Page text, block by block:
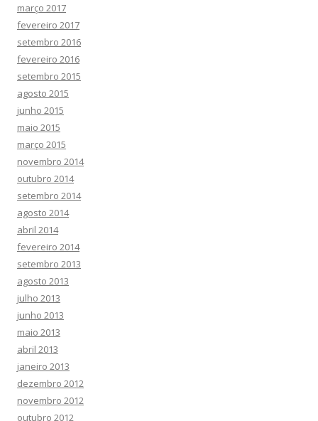
março 2017
fevereiro 2017
setembro 2016
fevereiro 2016
setembro 2015
agosto 2015
junho 2015
maio 2015
março 2015
novembro 2014
outubro 2014
setembro 2014
agosto 2014
abril 2014
fevereiro 2014
setembro 2013
agosto 2013
julho 2013
junho 2013
maio 2013
abril 2013
janeiro 2013
dezembro 2012
novembro 2012
outubro 2012